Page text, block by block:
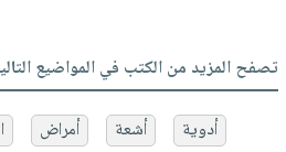
تصفح المزيد من الكتب في المواضيع
أدوية أشعة أمراض